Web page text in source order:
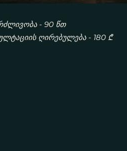
- 90 წთ
ღირებულება - 180 ₾